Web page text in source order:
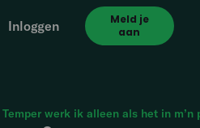
Inloggen
Meld je
aan
werk ik alleen als het in m’n